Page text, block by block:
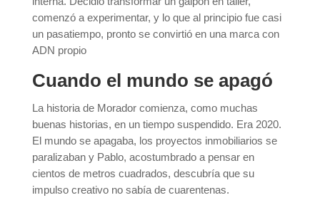
comenzó a experimentar, y lo que al principio fue casi
un pasatiempo, pronto se convirtió en una marca con
ADN propio
Cuando el mundo se apagó
La historia de Morador comienza, como muchas
buenas historias, en un tiempo suspendido. Era 2020.
El mundo se apagaba, los proyectos inmobiliarios se
paralizaban y Pablo, acostumbrado a pensar en
cientos de metros cuadrados, descubría que su
impulso creativo no sabía de cuarentenas.